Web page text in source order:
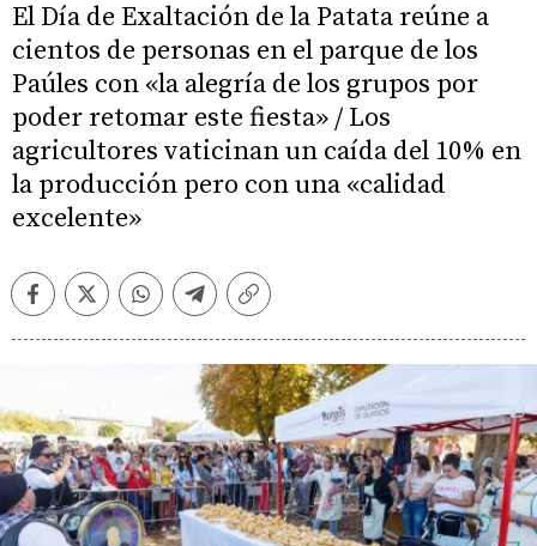
El Día de Exaltación de la Patata reúne a
cientos de personas en el parque de los
Paúles con «la alegría de los grupos por
poder retomar este fiesta» / Los
agricultores vaticinan un caída del 10% en
la producción pero con una «calidad
excelente»
FacebookTwitterWhatsappTelegramCopiar